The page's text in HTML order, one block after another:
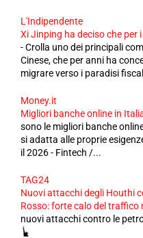
L'Indipendente
Xi Jinping ha deciso che per
-Crolla uno dei principali
Cinese, che per anni ha
migrare verso i paradisi
Money.it
Migliori banche online in
sono le migliori banche
si adatta alle proprie
il 2026 - Fintech /...
TAG24
Nuovi attacchi degli Houthi
Rosso: forte calo del
nuovi attacchi contro le